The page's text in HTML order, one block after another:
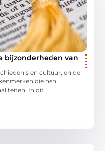
bijzonderheden van
en cultuur, en de
die hen
In dit